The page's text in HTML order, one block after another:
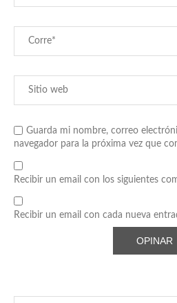
Guarda mi nombre, correo
navegador para la próxima vez que
Recibir un email con los siguientes
Recibir un email con cada nueva